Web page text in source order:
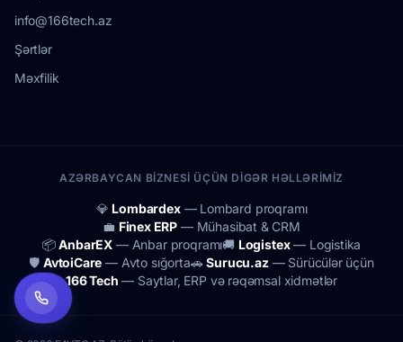
info@166tech.az
Şərtlər
Məxfilik
AZƏRBAYCAN BIZNESI ÜÇÜN DIGƏR HƏLLƏRIMIZ
💎 Lombardex— Lombard proqramı
💼 Finex ERP — Mühasibat & CRM
📦AnbarEX — Anbar proqramı🚚 Logistex— Logistika
🛡 AvtoiCare — Avto sığorta🚗Surucu.az— Sürücülər üçün
166 Tech — Saytlar, ERP və rəqəmsal xidmətlər